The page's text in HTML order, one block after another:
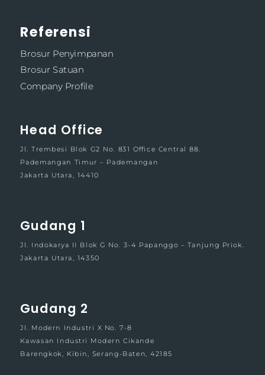
Referensi
Brosur Penyimpanan
Brosur Satuan
Company Profile
Head Office
Jl. Trembesi Blok G2 No. 831 Office Central 88.
Pademangan Timur – Pademangan
Jakarta Utara, 14410
Gudang 1
Jl. Indokarya II Blok G No. 3-4 Papanggo – Tanjung Priok.
Jakarta Utara, 14350
Gudang 2
Jl. Modern Industri X No. 7-8
Kawasan Industri Modern Cikande
Barengkok, Kibin, Serang-Baten, 42185